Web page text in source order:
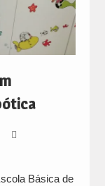
Básica de